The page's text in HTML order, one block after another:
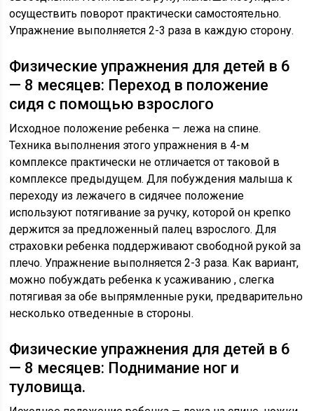
осуществить поворот практически самостоятельно.
Упражнение выполняется 2-3 раза в каждую сторону.
Физические упражнения для детей в 6
— 8 месяцев: Переход в положение
сидя с помощью взрослого
Исходное положение ребенка — лежа на спине.
Техника выполнения этого упражнения в 4-м
комплексе практически не отличается от таковой в
комплексе предыдущем. Для побуждения малыша к
переходу из лежачего в сидячее положение
используют потягивание за ручку, которой он крепко
держится за предложенный палец взрослого. Для
страховки ребенка поддерживают свободной рукой за
плечо. Упражнение выполняется 2-3 раза. Как вариант,
можно побуждать ребенка к усаживанию , слегка
потягивая за обе выпрямленные руки, предварительно
несколько отведенные в стороны.
Физические упражнения для детей в 6
— 8 месяцев: Поднимание ног и
туловища.